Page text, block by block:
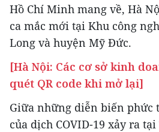
Hồ Chí Minh mang về, Hà
ca mắc mới tại Khu công
Long và huyện Mỹ Đức.
[Hà Nội: Các cơ sở kinh
quét QR code khi mở lại]
Giữa những diễn biến phức
của dịch COVID-19 xảy ra